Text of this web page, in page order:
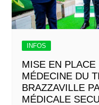
INFOS
MISE EN
MÉDECINE DU
BRAZZAVILLE
MÉDICALE